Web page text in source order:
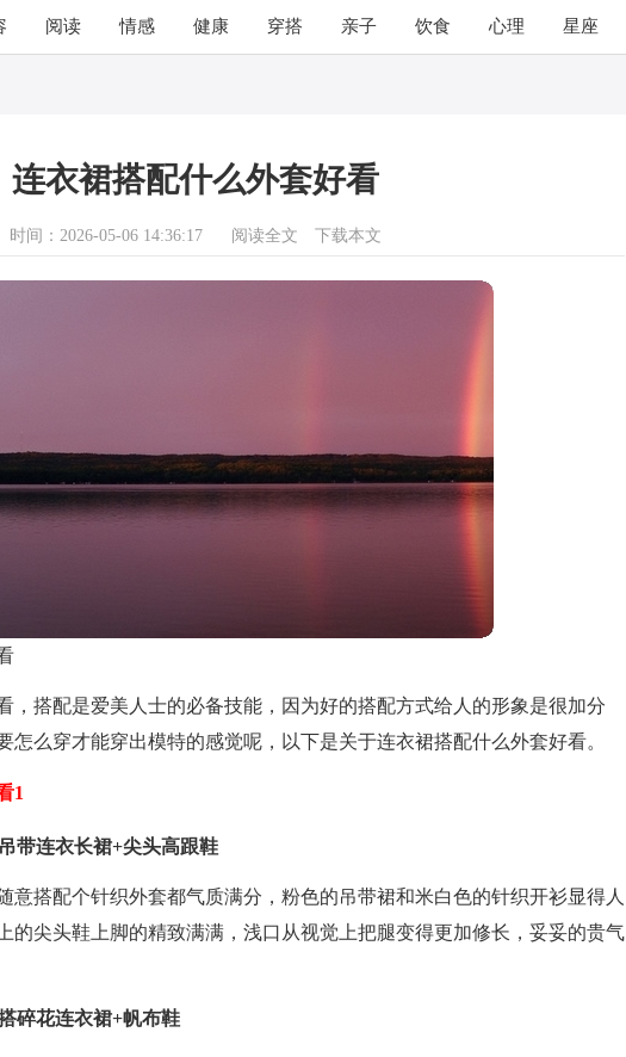
阅读 情感 健康 穿搭 亲子 饮食 心理 星座
连衣裙搭配什么外套好看
时间：2026-05-06 14:36:17 阅读全文 下载本文
，搭配是爱美人士的必备技能，因为好的搭配方式给人的形象是很加分
怎么穿才能穿出模特的感觉呢，以下是关于连衣裙搭配什么外套好看。
1
带连衣长裙+尖头高跟鞋
意搭配个针织外套都气质满分，粉色的吊带裙和米白色的针织开衫显得人
的尖头鞋上脚的精致满满，浅口从视觉上把腿变得更加修长，妥妥的贵气
碎花连衣裙+帆布鞋